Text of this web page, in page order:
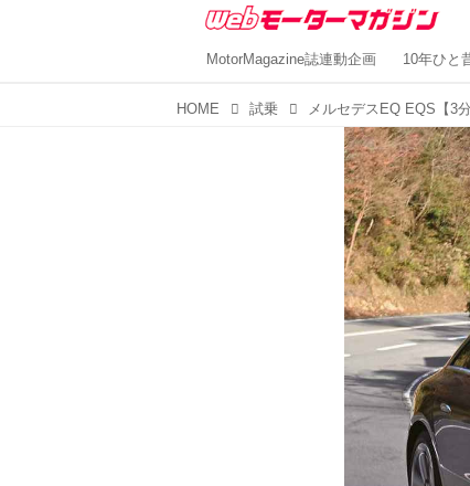
MotorMagazine誌連動企画 10年ひと
HOME 試乗 メルセデスEQ EQS【3